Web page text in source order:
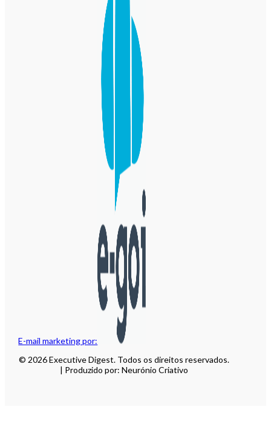
E-mail marketing por:
© 2026 Executive Digest. Todos os direitos reservados.
| Produzido por: Neurónio Criativo